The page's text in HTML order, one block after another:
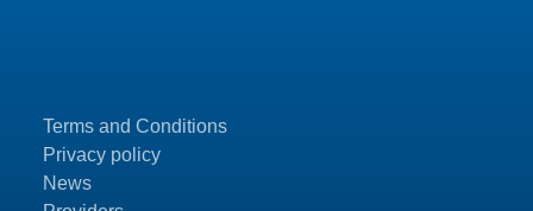
Terms and Conditions
Privacy policy
News